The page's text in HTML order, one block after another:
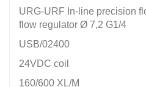
URG-URF In-line precision
flow regulator Ø 7,2 G1/4
USB/02400
24VDC coil
160/600 XL/M